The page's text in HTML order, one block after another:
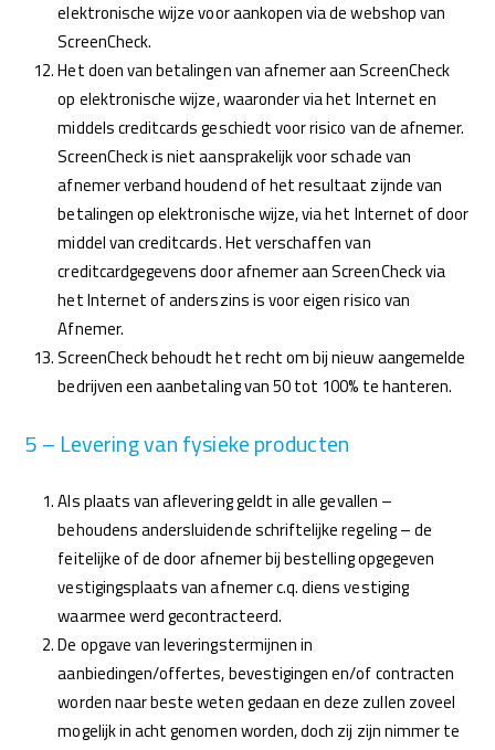
elektronische wijze voor aankopen via de webshop van
ScreenCheck.
Het doen van betalingen van afnemer aan ScreenCheck
op elektronische wijze, waaronder via het Internet en
middels creditcards geschiedt voor risico van de afnemer.
ScreenCheck is niet aansprakelijk voor schade van
afnemer verband houdend of het resultaat zijnde van
betalingen op elektronische wijze, via het Internet of door
middel van creditcards. Het verschaffen van
creditcardgegevens door afnemer aan ScreenCheck via
het Internet of anderszins is voor eigen risico van
Afnemer.
ScreenCheck behoudt het recht om bij nieuw aangemelde
bedrijven een aanbetaling van 50 tot 100% te hanteren.
5 – Levering van fysieke producten
Als plaats van aflevering geldt in alle gevallen –
behoudens andersluidende schriftelijke regeling – de
feitelijke of de door afnemer bij bestelling opgegeven
vestigingsplaats van afnemer c.q. diens vestiging
waarmee werd gecontracteerd.
De opgave van leveringstermijnen in
aanbiedingen/offertes, bevestigingen en/of contracten
worden naar beste weten gedaan en deze zullen zoveel
mogelijk in acht genomen worden, doch zij zijn nimmer te